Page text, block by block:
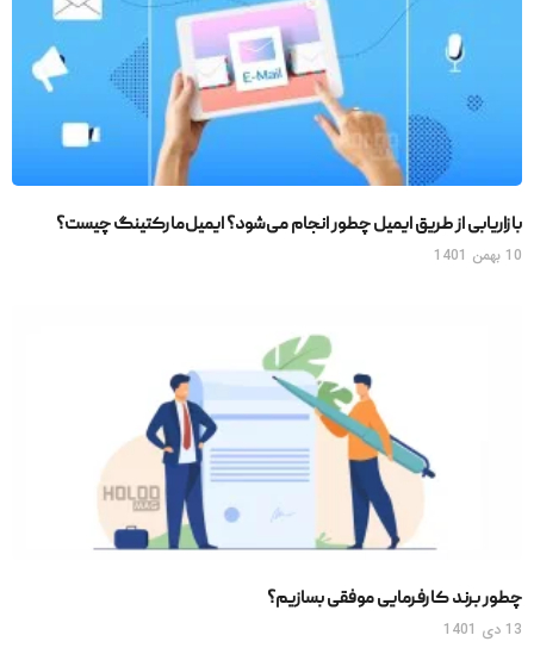
بازاریابی از طریق ایمیل چطور انجام می‌شود؟ ایمیل‌مارکتینگ چیست؟
10 بهمن 1401
چطور برند کارفرمایی موفقی بسازیم؟
13 دی 1401